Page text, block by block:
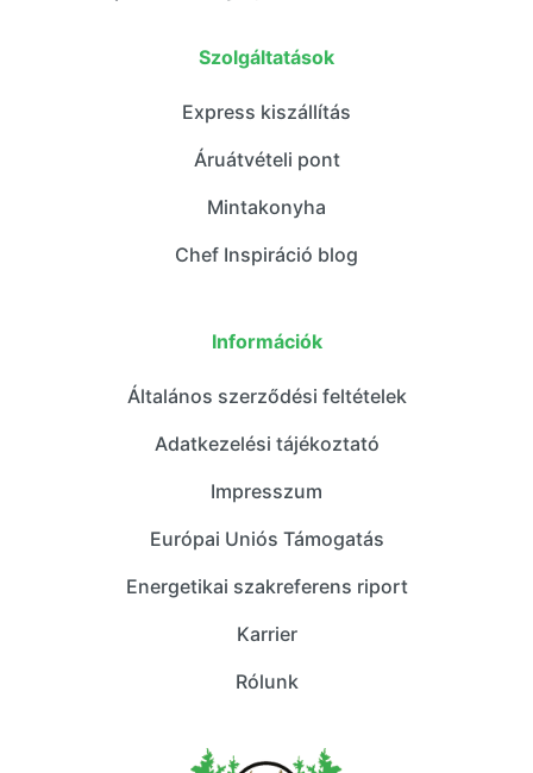
Szolgáltatások
Express kiszállítás
Áruátvételi pont
Mintakonyha
Chef Inspiráció blog
Információk
Általános szerződési feltételek
Adatkezelési tájékoztató
Impresszum
Európai Uniós Támogatás
Energetikai szakreferens riport
Karrier
Rólunk